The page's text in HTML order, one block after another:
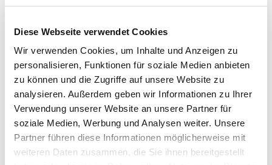
Diese Webseite verwendet Cookies
Wir verwenden Cookies, um Inhalte und Anzeigen zu
personalisieren, Funktionen für soziale Medien anbieten
zu können und die Zugriffe auf unsere Website zu
analysieren. Außerdem geben wir Informationen zu Ihrer
Verwendung unserer Website an unsere Partner für
soziale Medien, Werbung und Analysen weiter. Unsere
Partner führen diese Informationen möglicherweise mit
weiteren Daten zusammen, die Sie ihnen bereitgestellt